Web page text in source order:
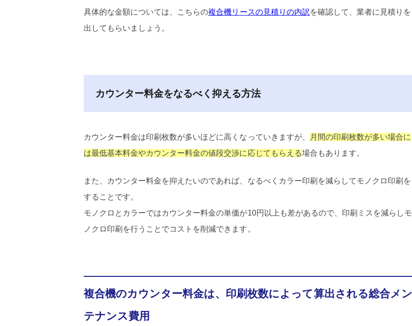
具体的な金額については、こちらの複合機リースの見積りの内訳 を確認して、業者に見積りを
出してもらいましょう。
カウンター料金をなるべく抑える方法
カウンター料金は印刷枚数が多いほどに高くなっていきますが、
月間の印刷枚数が多い場合に
は最低基本料金やカウンター料金の値段交渉に応じてもらえる場合もあります。
また、カウンター料金を抑えたいのであれば、なるべくカラー印刷を減らしてモノクロ印刷を
することです。
モノクロとカラーではカウンター料金の単価が10円以上も差があるので、印刷ミスを減らしモ
ノクロ印刷を行うことでコストを削減できます。
複合機のカウンター料金は、印刷枚数によって算出される総合メン
テナンス費用